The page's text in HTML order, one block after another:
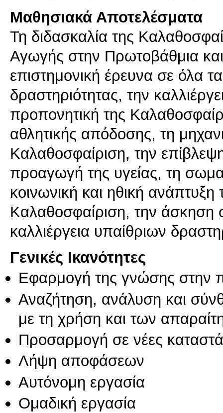
Μαθησιακά Αποτελέσματα
Τη διδασκαλία της
Αγωγής στην Πρωτοβάθμια
επιστημονική έρευνα σε όλα
δραστηριότητας, την
προπονητική της
αθλητικής απόδοσης, τη
Καλαθοσφαίριση, την
προαγωγή της υγείας, τη
κοινωνική και ηθική
Καλαθοσφαίριση, την άσκηση
καλλιέργεια υπαίθριων
Γενικές Ικανότητες
Εφαρμογή της γνώσης στην
Αναζήτηση, ανάλυση και
με τη χρήση και των
Προσαρμογή σε νέες
Λήψη αποφάσεων
Αυτόνομη εργασία
Ομαδική εργασία